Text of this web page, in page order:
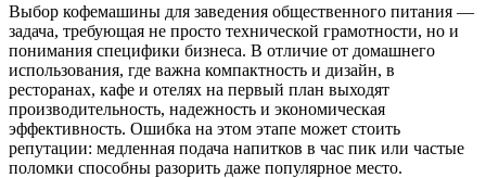
Выбор кофемашины для заведения общественного питания —
задача, требующая не просто технической грамотности, но и
понимания специфики бизнеса. В отличие от домашнего
использования, где важна компактность и дизайн, в
ресторанах, кафе и отелях на первый план выходят
производительность, надежность и экономическая
эффективность. Ошибка на этом этапе может стоить
репутации: медленная подача напитков в час пик или частые
поломки способны разорить даже популярное место.